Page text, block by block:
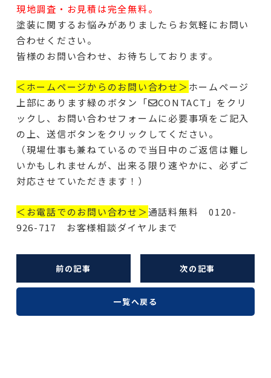
現地調査・お見積は完全無料。
塗装に関するお悩みがありましたらお気軽にお問い
合わせください。
皆様のお問い合わせ、お待ちしております。
＜ホームページからのお問い合わせ＞ホームページ
上部にあります緑のボタン「✉CONTACT」をクリ
ックし、お問い合わせフォームに必要事項をご記入
の上、送信ボタンをクリックしてください。
（現場仕事も兼ねているので当日中のご返信は難し
いかもしれませんが、出来る限り速やかに、必ずご
対応させていただきます！）
＜お電話でのお問い合わせ＞通話料無料 0120-
926-717 お客様相談ダイヤルまで
前の記事 次の記事
一覧へ戻る